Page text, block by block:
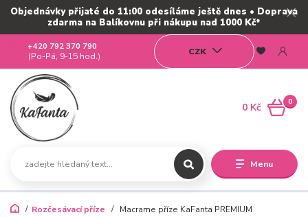
Objednávky přijaté do 11:00 odesíláme ještě dnes • Doprava
zdarma na Balíkovnu při nákupu nad 1000 Kč*
Menu
CZK
+420 792 370 790
(Po-Pá, 9-15 hod.)
0
0 Kč
Rozčesávací příze
Macrame příze KaFanta PREMIUM